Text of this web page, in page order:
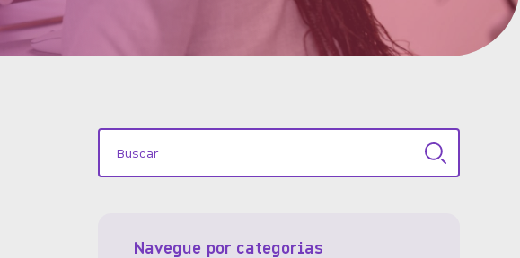
Navegue por categorias